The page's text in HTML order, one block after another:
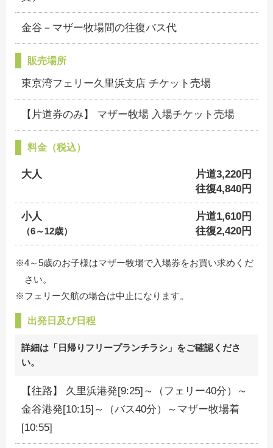
金谷－マザー牧場間の往復バス代
販売場所
東京湾フェリー久里浜支店 チケット売場
【片道券のみ】 マザー牧場 入場チケット売場
料金（税込）
大人
片道3,220円
往復4,840円
小人
（6～12歳）
片道1,610円
往復2,420円
※4～5歳のお子様はマザー牧場で入場券をお買い求めくだ
さい。
※フェリー欠航の場合は中止になります。
出発日及び日程
詳細は「日帰りフリープランチラシ」をご確認くださ
い。
【往路】 久里浜港発[9:25]～（フェリー40分）～
金谷港発[10:15]～（バス40分）～マザー牧場着
[10:55]